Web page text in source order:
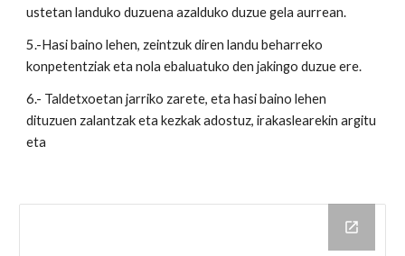
ustetan landuko duzuena azalduko duzue gela aurrean.
5.-Hasi baino lehen, zeintzuk diren landu beharreko
konpetentziak eta nola ebaluatuko den jakingo duzue ere.
6.- Taldetxoetan jarriko zarete, eta hasi baino lehen
dituzuen zalantzak eta kezkak adostuz, irakaslearekin argitu
eta